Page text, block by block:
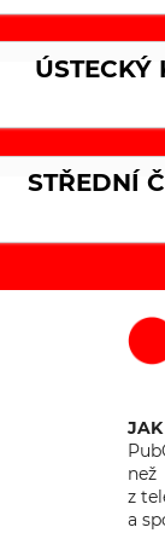
ÚSTECKÝ
STŘEDNÍ
z
a